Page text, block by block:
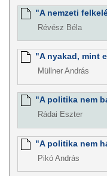
"A nemzeti
Révész Béla
"A nyakad, mint
Müllner András
"A politika nem
Rádai Eszter
"A politika nem
Pikó András